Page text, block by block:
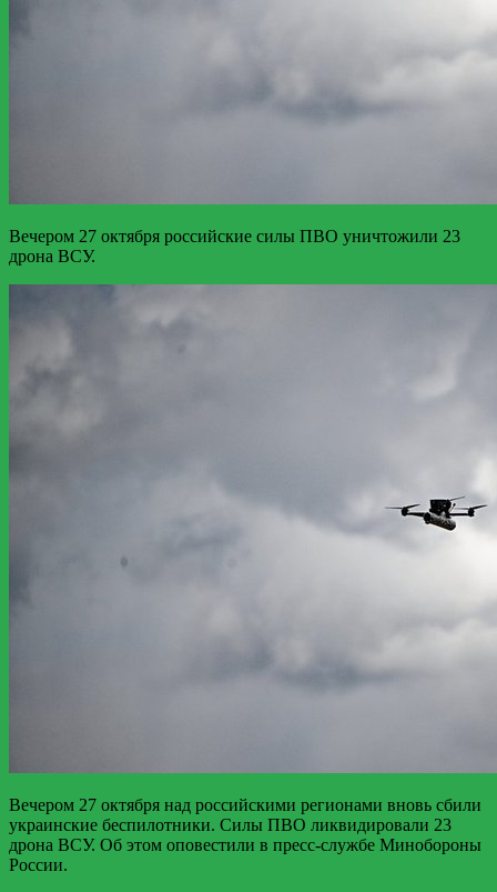
Вечером 27 октября российские силы ПВО уничтожили 23
дрона ВСУ.
Вечером 27 октября над российскими регионами вновь сбили
украинские беспилотники. Силы ПВО ликвидировали 23
дрона ВСУ. Об этом оповестили в пресс-службе Минобороны
России.